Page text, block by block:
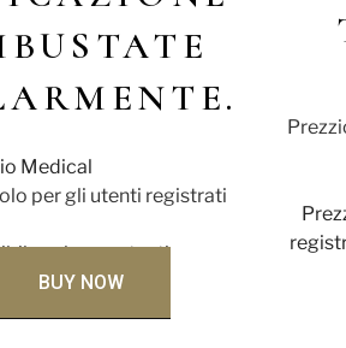
Medical
per gli utenti registrati
solo per utenti
BUY NOW